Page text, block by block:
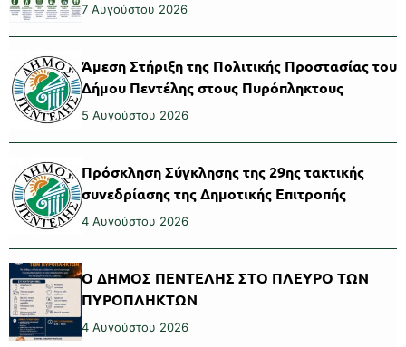
7 Αυγούστου 2026
Άμεση Στήριξη της Πολιτικής Προστασίας του
Δήμου Πεντέλης στους Πυρόπληκτους
5 Αυγούστου 2026
Πρόσκληση Σύγκλησης της 29ης τακτικής
συνεδρίασης της Δημοτικής Επιτροπής
4 Αυγούστου 2026
Ο ΔΗΜΟΣ ΠΕΝΤΕΛΗΣ ΣΤΟ ΠΛΕΥΡΟ ΤΩΝ
ΠΥΡΟΠΛΗΚΤΩΝ
4 Αυγούστου 2026